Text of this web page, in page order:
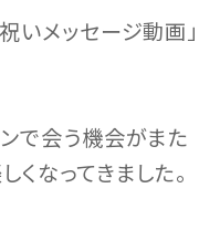
いメッセージ動画」
で会う機会がまた
くなってきました。